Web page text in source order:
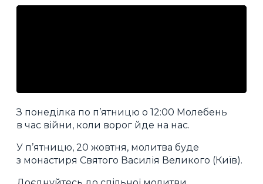
З понеділка по п’ятницю о 12:00 Молебень
в час війни, коли ворог йде на нас.
У п’ятницю, 20 жовтня, молитва буде
з монастиря Святого Василія Великого (Київ).